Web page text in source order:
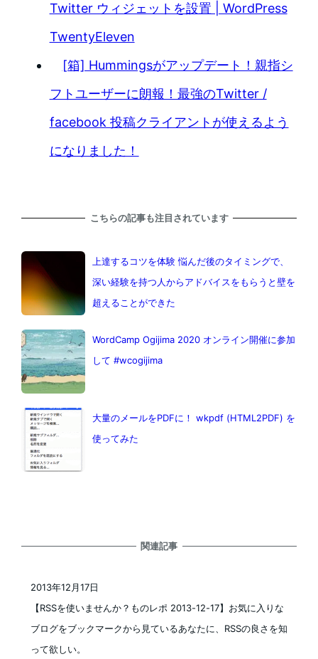
Twitter ウィジェットを設置 | WordPress
TwentyEleven
[箱] Hummingsがアップデート！親指シ
フトユーザーに朗報！最強のTwitter /
facebook 投稿クライアントが使えるよう
になりました！
こちらの記事も注目されています
上達するコツを体験 悩んだ後のタイミングで、
深い経験を持つ人からアドバイスをもらうと壁を
超えることができた
WordCamp Ogijima 2020 オンライン開催に参加
して #wcogijima
大量のメールをPDFに！ wkpdf (HTML2PDF) を
使ってみた
関連記事
【RSSを使いませんか？ものレポ 2013-12-17】お気に入りな
ブログをブックマークから見ているあなたに、RSSの良さを知
って欲しい。
2013年12月17日